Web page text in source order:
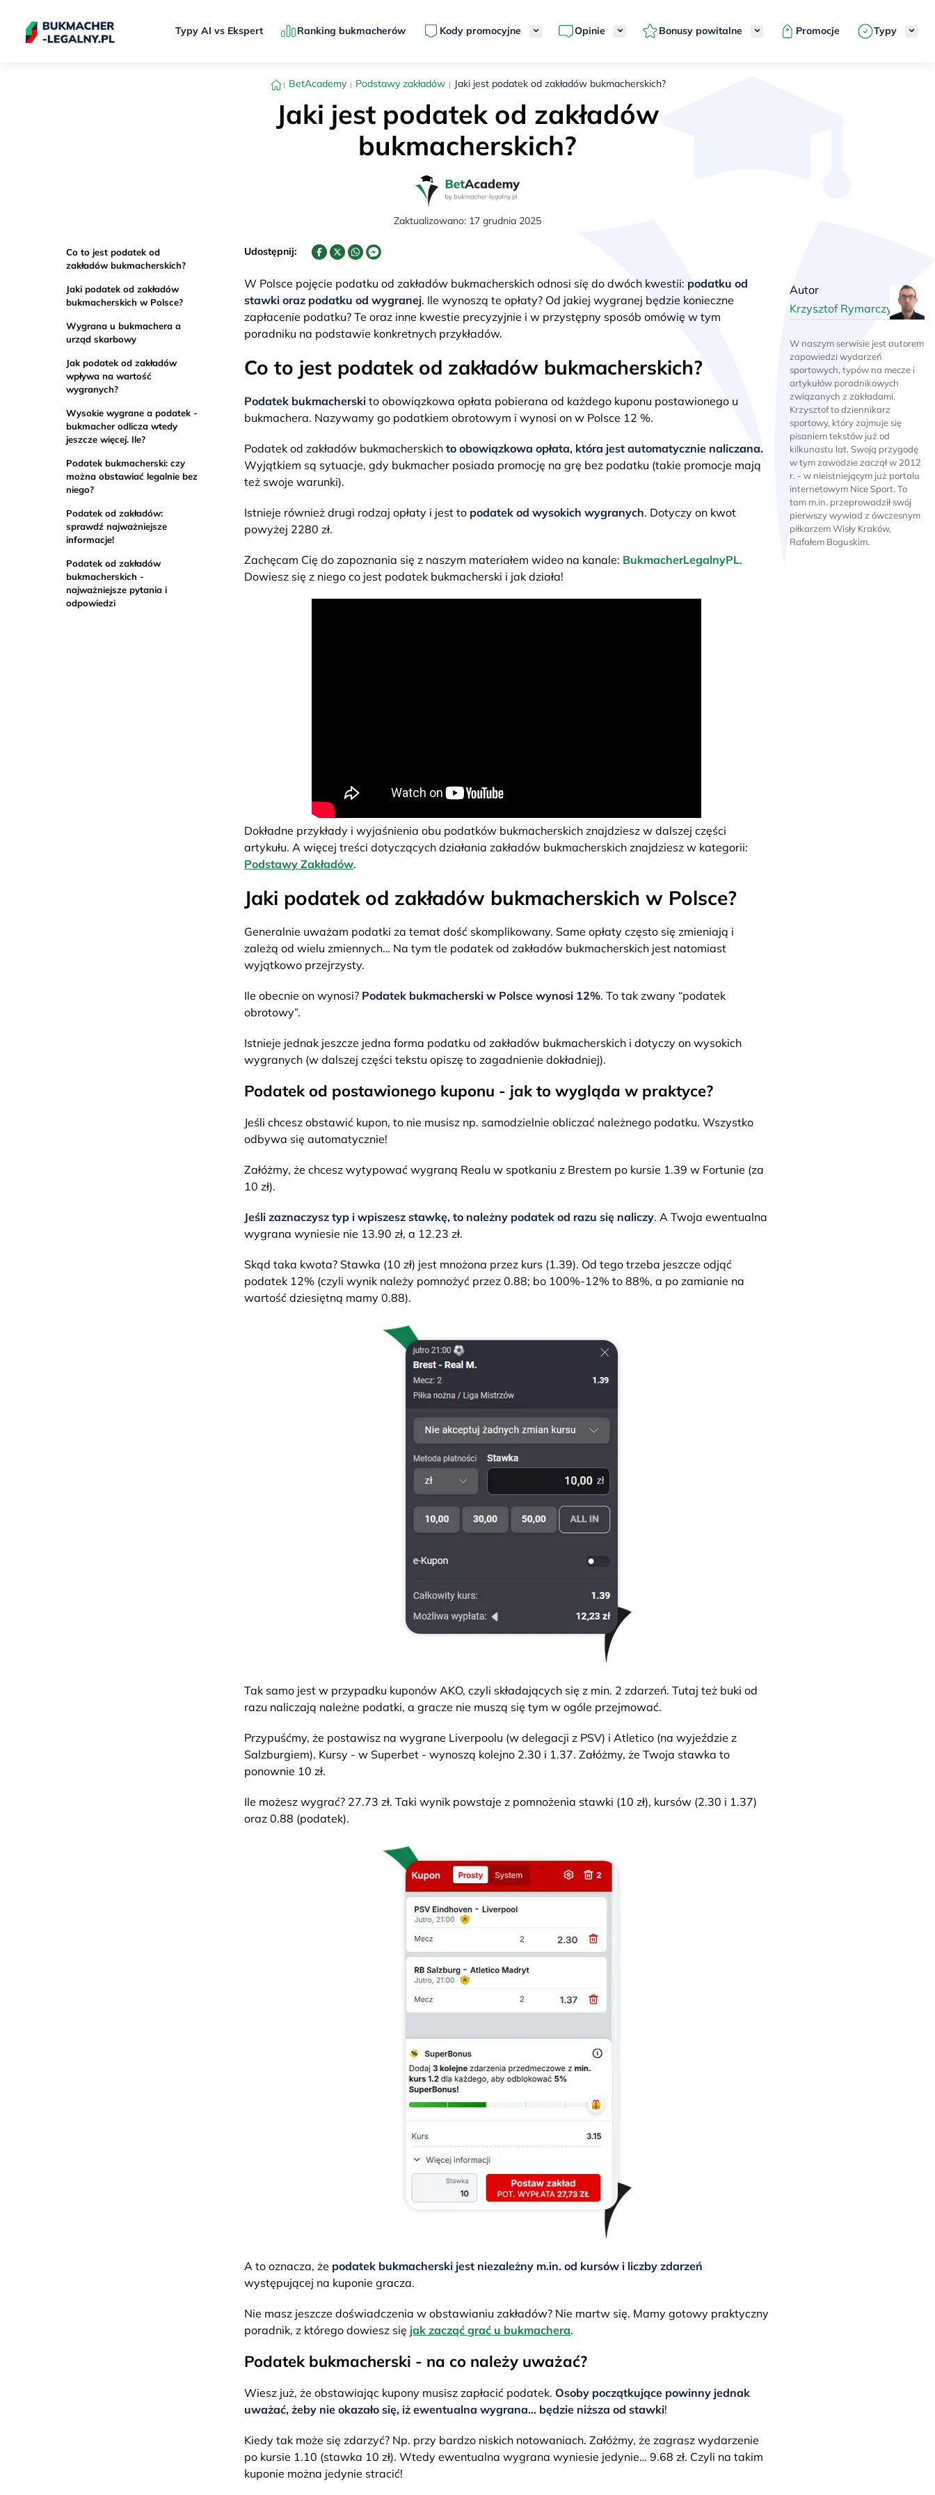
Typy AI vs Ekspert Ranking bukmacherów Kody promocyjne Opinie Bonusy powitalne Promocje Typy
BetAcademy Podstawy zakładów Jaki jest podatek od zakładów bukmacherskich?
Jaki jest podatek od zakładów
bukmacherskich?
Zaktualizowano: 17 grudnia 2025
Udostępnij:
W Polsce pojęcie podatku od zakładów bukmacherskich odnosi się do dwóch kwestii: podatku od
stawki oraz podatku od wygranej. Ile wynoszą te opłaty? Od jakiej wygranej będzie konieczne
zapłacenie podatku? Te oraz inne kwestie precyzyjnie i w przystępny sposób omówię w tym
poradniku na podstawie konkretnych przykładów.
Co to jest podatek od
zakładów bukmacherskich?
Jaki podatek od zakładów
bukmacherskich w Polsce?
Wygrana u bukmachera a
urząd skarbowy
Jak podatek od zakładów
wpływa na wartość
wygranych?
Wysokie wygrane a podatek -
bukmacher odlicza wtedy
jeszcze więcej. Ile?
Podatek bukmacherski: czy
można obstawiać legalnie bez
niego?
Podatek od zakładów:
sprawdź najważniejsze
informacje!
Podatek od zakładów
bukmacherskich -
najważniejsze pytania i
odpowiedzi
Co to jest podatek od zakładów bukmacherskich?
Podatek bukmacherski to obowiązkowa opłata pobierana od każdego kuponu postawionego u
bukmachera. Nazywamy go podatkiem obrotowym i wynosi on w Polsce 12 %.
Podatek od zakładów bukmacherskich to obowiązkowa opłata, która jest automatycznie naliczana.
Wyjątkiem są sytuacje, gdy bukmacher posiada promocję na grę bez podatku (takie promocje mają
też swoje warunki).
Istnieje również drugi rodzaj opłaty i jest to podatek od wysokich wygranych. Dotyczy on kwot
powyżej 2280 zł.
Zachęcam Cię do zapoznania się z naszym materiałem wideo na kanale: BukmacherLegalnyPL.
Dowiesz się z niego co jest podatek bukmacherski i jak działa!
Dokładne przykłady i wyjaśnienia obu podatków bukmacherskich znajdziesz w dalszej części
artykułu. A więcej treści dotyczących działania zakładów bukmacherskich znajdziesz w kategorii:
Podstawy Zakładów.
Jaki podatek od zakładów bukmacherskich w Polsce?
Generalnie uważam podatki za temat dość skomplikowany. Same opłaty często się zmieniają i
zależą od wielu zmiennych… Na tym tle podatek od zakładów bukmacherskich jest natomiast
wyjątkowo przejrzysty.
Ile obecnie on wynosi? Podatek bukmacherski w Polsce wynosi 12%. To tak zwany “podatek
obrotowy”.
Istnieje jednak jeszcze jedna forma podatku od zakładów bukmacherskich i dotyczy on wysokich
wygranych (w dalszej części tekstu opiszę to zagadnienie dokładniej).
Podatek od postawionego kuponu - jak to wygląda w praktyce?
Jeśli chcesz obstawić kupon, to nie musisz np. samodzielnie obliczać należnego podatku. Wszystko
odbywa się automatycznie!
Załóżmy, że chcesz wytypować wygraną Realu w spotkaniu z Brestem po kursie 1.39 w Fortunie (za
10 zł).
Jeśli zaznaczysz typ i wpiszesz stawkę, to należny podatek od razu się naliczy. A Twoja ewentualna
wygrana wyniesie nie 13.90 zł, a 12.23 zł.
Skąd taka kwota? Stawka (10 zł) jest mnożona przez kurs (1.39). Od tego trzeba jeszcze odjąć
podatek 12% (czyli wynik należy pomnożyć przez 0.88; bo 100%-12% to 88%, a po zamianie na
wartość dziesiętną mamy 0.88).
Tak samo jest w przypadku kuponów AKO, czyli składających się z min. 2 zdarzeń. Tutaj też buki od
razu naliczają należne podatki, a gracze nie muszą się tym w ogóle przejmować.
Przypuśćmy, że postawisz na wygrane Liverpoolu (w delegacji z PSV) i Atletico (na wyjeździe z
Salzburgiem). Kursy - w Superbet - wynoszą kolejno 2.30 i 1.37. Załóżmy, że Twoja stawka to
ponownie 10 zł.
Ile możesz wygrać? 27.73 zł. Taki wynik powstaje z pomnożenia stawki (10 zł), kursów (2.30 i 1.37)
oraz 0.88 (podatek).
A to oznacza, że podatek bukmacherski jest niezależny m.in. od kursów i liczby zdarzeń
występującej na kuponie gracza.
Nie masz jeszcze doświadczenia w obstawianiu zakładów? Nie martw się. Mamy gotowy praktyczny
poradnik, z którego dowiesz się jak zacząć grać u bukmachera.
Podatek bukmacherski - na co należy uważać?
Wiesz już, że obstawiając kupony musisz zapłacić podatek. Osoby początkujące powinny jednak
uważać, żeby nie okazało się, iż ewentualna wygrana… będzie niższa od stawki!
Kiedy tak może się zdarzyć? Np. przy bardzo niskich notowaniach. Załóżmy, że zagrasz wydarzenie
po kursie 1.10 (stawka 10 zł). Wtedy ewentualna wygrana wyniesie jedynie… 9.68 zł. Czyli na takim
kuponie można jedynie stracić!
Autor
Krzysztof Rymarczyk
W naszym serwisie jest autorem
zapowiedzi wydarzeń
sportowych, typów na mecze i
artykułów poradnikowych
związanych z zakładami.
Krzysztof to dziennikarz
sportowy, który zajmuje się
pisaniem tekstów już od
kilkunastu lat. Swoją przygodę
w tym zawodzie zaczął w 2012
r. - w nieistniejącym już portalu
internetowym Nice Sport. To
tam m.in. przeprowadził swój
pierwszy wywiad z ówczesnym
piłkarzem Wisły Kraków,
Rafałem Boguskim.